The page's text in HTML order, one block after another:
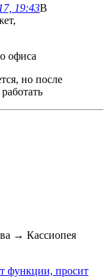
19:43В
офиса
но после
→ Кассиопея
функции, просит